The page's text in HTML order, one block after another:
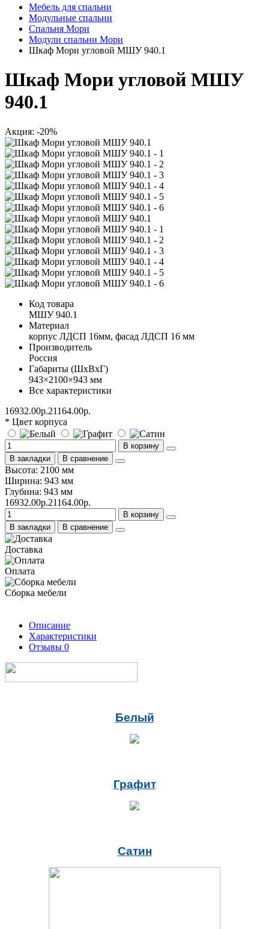
Мебель для спальни
Модульные спальни
Спальня Мори
Модули спальни Мори
Шкаф Мори угловой МШУ 940.1
Шкаф Мори угловой МШУ
940.1
Акция: -20%
Код товара
МШУ 940.1
Материал
корпус ЛДСП 16мм, фасад ЛДСП 16 мм
Производитель
Россия
Габариты (ШхВхГ)
943×2100×943 мм
Все характеристики
16932.00р.21164.00р.
* Цвет корпуса
В корзину
В закладки
В сравнение
Высота: 2100 мм
Ширина: 943 мм
Глубина: 943 мм
16932.00р.21164.00р.
В корзину
В закладки
В сравнение
Доставка
Оплата
Сборка мебели
Описание
Характеристики
Отзывы 0
Белый
Графит
Сатин